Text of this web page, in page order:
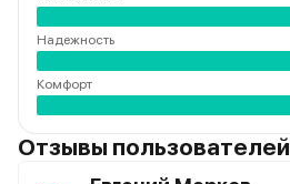
Надежность
Комфорт
Отзывы пользователей